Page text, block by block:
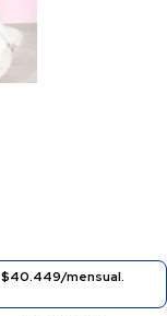
$40.449/mensual.